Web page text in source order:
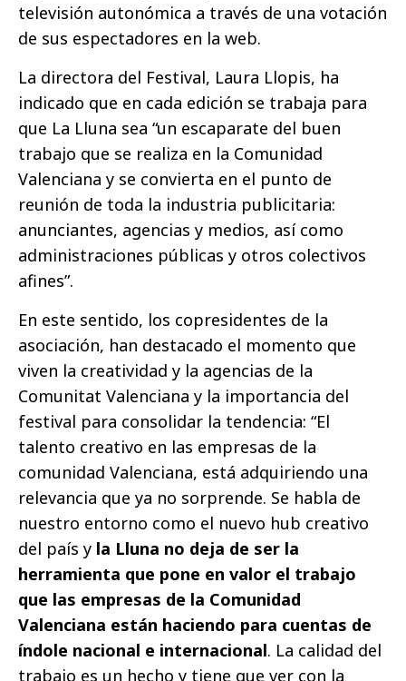
televisión autonómica a través de una votación
de sus espectadores en la web.
La directora del Festival, Laura Llopis, ha
indicado que en cada edición se trabaja para
que La Lluna sea “un escaparate del buen
trabajo que se realiza en la Comunidad
Valenciana y se convierta en el punto de
reunión de toda la industria publicitaria:
anunciantes, agencias y medios, así como
administraciones públicas y otros colectivos
afines”.
En este sentido, los copresidentes de la
asociación, han destacado el momento que
viven la creatividad y la agencias de la
Comunitat Valenciana y la importancia del
festival para consolidar la tendencia: “El
talento creativo en las empresas de la
comunidad Valenciana, está adquiriendo una
relevancia que ya no sorprende. Se habla de
nuestro entorno como el nuevo hub creativo
del país y la Lluna no deja de ser la
herramienta que pone en valor el trabajo
que las empresas de la Comunidad
Valenciana están haciendo para cuentas de
índole nacional e internacional. La calidad del
trabajo es un hecho y tiene que ver con la